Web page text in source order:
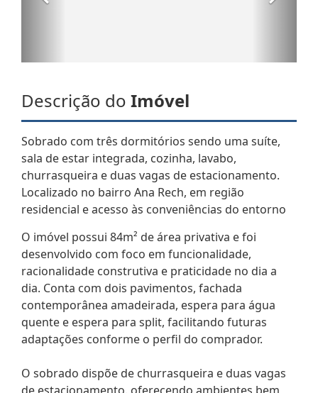
Descrição do Imóvel
Sobrado com três dormitórios sendo uma suíte,
sala de estar integrada, cozinha, lavabo,
churrasqueira e duas vagas de estacionamento.
Localizado no bairro Ana Rech, em região
residencial e acesso às conveniências do entorno
O imóvel possui 84m² de área privativa e foi
desenvolvido com foco em funcionalidade,
racionalidade construtiva e praticidade no dia a
dia. Conta com dois pavimentos, fachada
contemporânea amadeirada, espera para água
quente e espera para split, facilitando futuras
adaptações conforme o perfil do comprador.
O sobrado dispõe de churrasqueira e duas vagas